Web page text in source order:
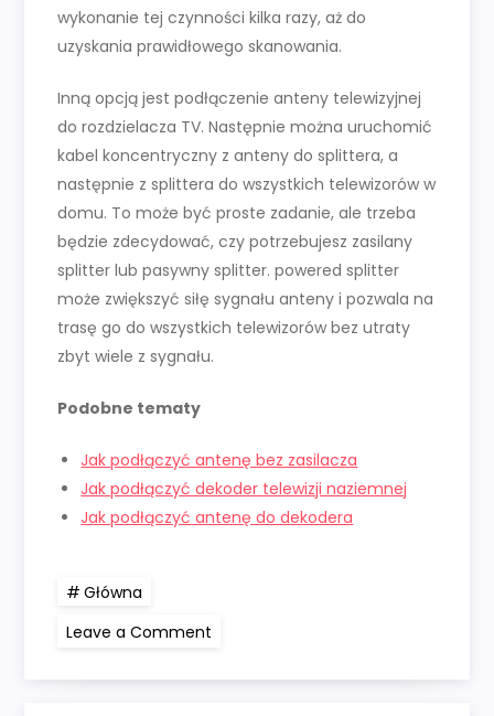
wykonanie tej czynności kilka razy, aż do
uzyskania prawidłowego skanowania.
Inną opcją jest podłączenie anteny telewizyjnej
do rozdzielacza TV. Następnie można uruchomić
kabel koncentryczny z anteny do splittera, a
następnie z splittera do wszystkich telewizorów w
domu. To może być proste zadanie, ale trzeba
będzie zdecydować, czy potrzebujesz zasilany
splitter lub pasywny splitter. powered splitter
może zwiększyć siłę sygnału anteny i pozwala na
trasę go do wszystkich telewizorów bez utraty
zbyt wiele z sygnału.
Podobne tematy
Jak podłączyć antenę bez zasilacza
Jak podłączyć dekoder telewizji naziemnej
Jak podłączyć antenę do dekodera
Główna
Leave a Comment
telewizor